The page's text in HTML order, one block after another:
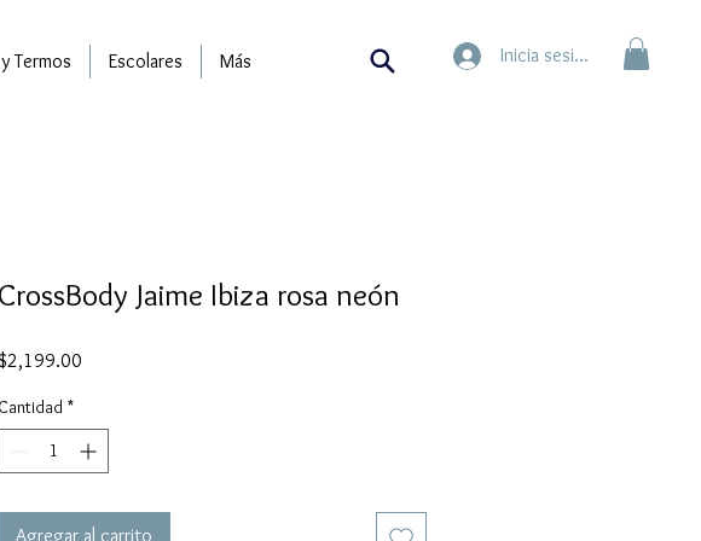
Termos Escolares Más Inicia sesión
CrossBody Jaime Ibiza rosa neón
$2,199.00
Cantidad *
Agregar al carrito